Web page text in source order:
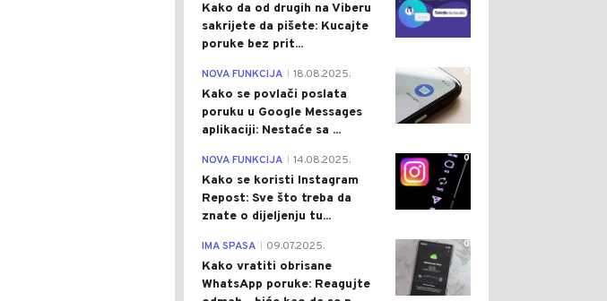
Kako da od drugih na Viberu
sakrijete da pišete: Kucajte
poruke bez prit...
0
NOVA FUNKCIJA 18.08.2025.
Kako se povlači poslata
poruku u Google Messages
aplikaciji: Nestaće sa ...
0
NOVA FUNKCIJA 14.08.2025.
Kako se koristi Instagram
Repost: Sve što treba da
znate o dijeljenju tu...
0
IMA SPASA 09.07.2025.
Kako vratiti obrisane
WhatsApp poruke: Reagujte